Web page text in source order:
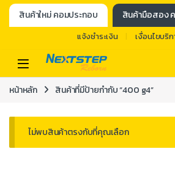
สินค้าใหม่ คอมประกอบ สินค้ามือสอง
แจ้งชำระเงิน เงื่อนไขบริก
หน้าหลัก สินค้าที่มีป้ายกำกับ “400 g4”
ไม่พบสินค้าตรงกับที่คุณเลือก